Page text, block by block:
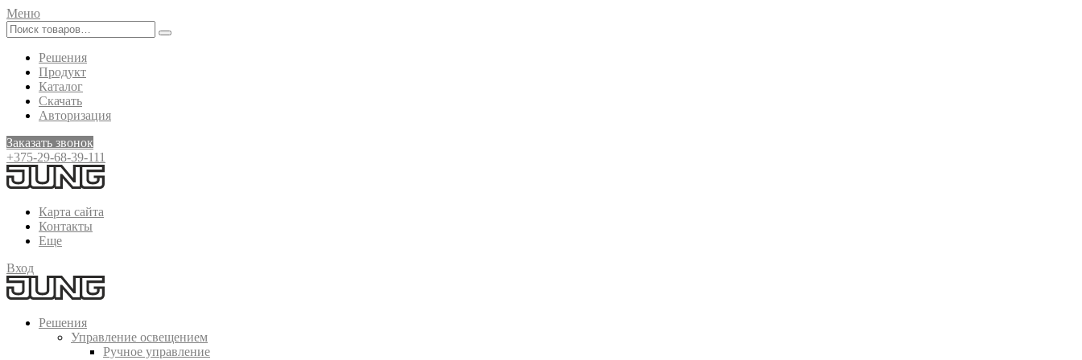
Меню
Решения
Продукт
Каталог
Скачать
Авторизация
Заказать звонок
+375-29-68-39-111
Карта сайта
Контакты
Еще
Вход
Решения
Управление освещением
Ручное управление